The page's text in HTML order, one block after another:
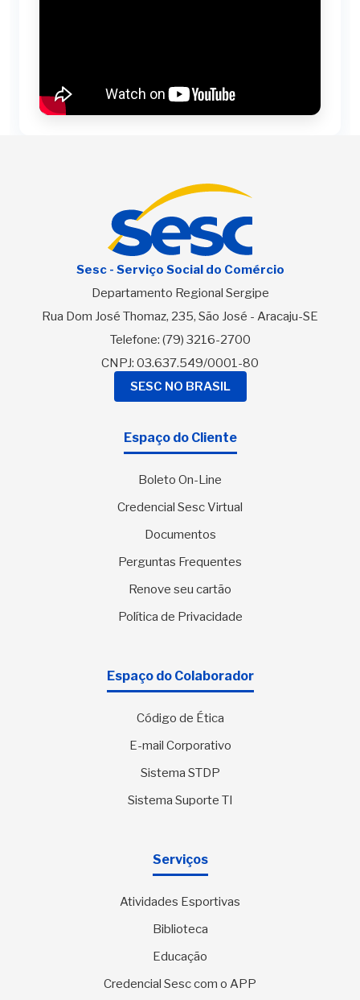
Sesc - Serviço Social do Comércio
Departamento Regional Sergipe
Rua Dom José Thomaz, 235, São José - Aracaju-SE
Telefone: (79) 3216-2700
CNPJ: 03.637.549/0001-80
SESC NO BRASIL
Espaço do Cliente
Boleto On-Line
Credencial Sesc Virtual
Documentos
Perguntas Frequentes
Renove seu cartão
Política de Privacidade
Espaço do Colaborador
Código de Ética
E-mail Corporativo
Sistema STDP
Sistema Suporte TI
Serviços
Atividades Esportivas
Biblioteca
Educação
Credencial Sesc com o APP